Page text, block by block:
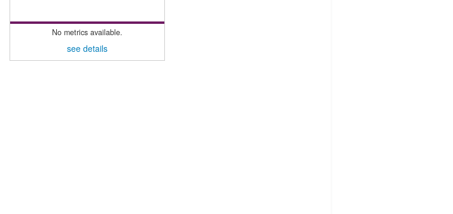
No metrics available.
see details